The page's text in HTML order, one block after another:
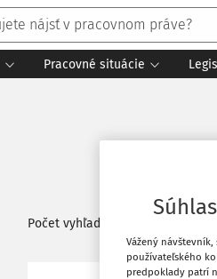
Pracovné situácie
Počet vyhľadaných dokumentov:
Vážený
používateľského
predpoklady patrí